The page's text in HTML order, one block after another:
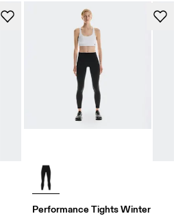
Performance Tights Winter